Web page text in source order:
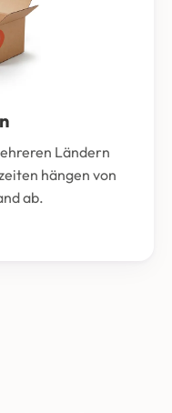
Ländern
hängen von
ab.